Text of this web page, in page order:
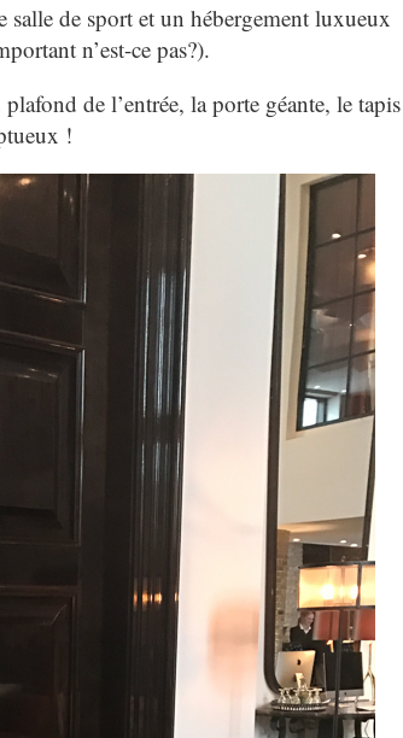
de sport et un hébergement luxueux
n’est-ce pas?).
de l’entrée, la porte géante, le tapis
!